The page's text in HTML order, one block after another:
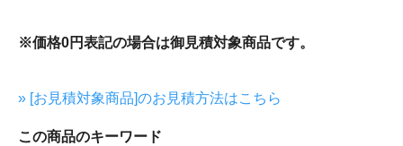
※価格0円表記の場合は御見積対象商品です。
» [お見積対象商品]のお見積方法はこちら
この商品のキーワード